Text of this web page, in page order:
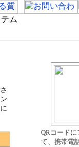
QRコードに
て、携帯電